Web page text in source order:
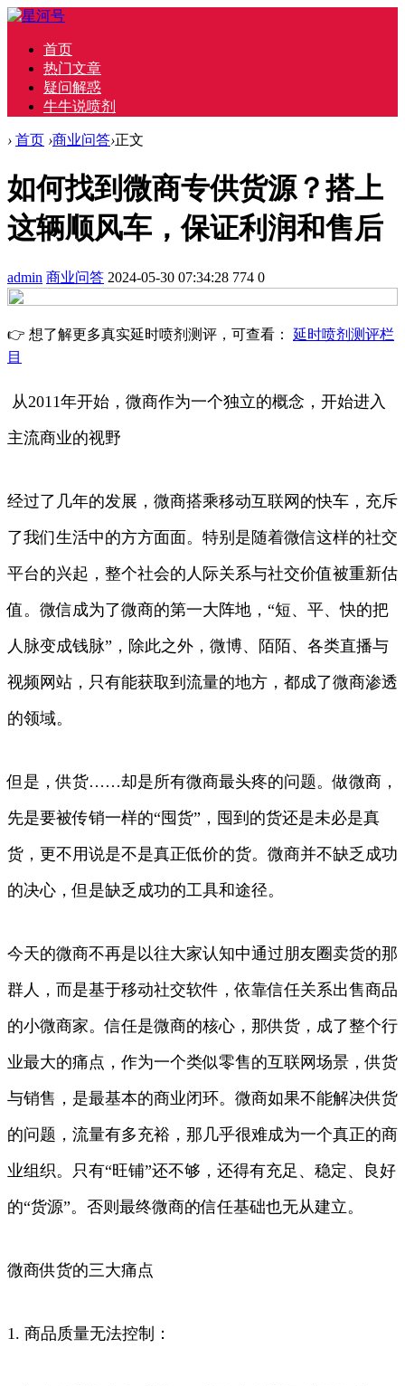
首页
热门文章
疑问解惑
牛牛说喷剂
› 首页 ›商业问答›正文
如何找到微商专供货源？搭上
这辆顺风车，保证利润和售后
admin 商业问答 2024-05-30 07:34:28 774 0
👉 想了解更多真实延时喷剂测评，可查看： 延时喷剂测评栏
目
从2011年开始，微商作为一个独立的概念，开始进入
主流商业的视野
经过了几年的发展，微商搭乘移动互联网的快车，充斥
了我们生活中的方方面面。特别是随着微信这样的社交
平台的兴起，整个社会的人际关系与社交价值被重新估
值。微信成为了微商的第一大阵地，“短、平、快的把
人脉变成钱脉”，除此之外，微博、陌陌、各类直播与
视频网站，只有能获取到流量的地方，都成了微商渗透
的领域。
但是，供货……却是所有微商最头疼的问题。做微商，
先是要被传销一样的“囤货”，囤到的货还是未必是真
货，更不用说是不是真正低价的货。微商并不缺乏成功
的决心，但是缺乏成功的工具和途径。
今天的微商不再是以往大家认知中通过朋友圈卖货的那
群人，而是基于移动社交软件，依靠信任关系出售商品
的小微商家。信任是微商的核心，那供货，成了整个行
业最大的痛点，作为一个类似零售的互联网场景，供货
与销售，是最基本的商业闭环。微商如果不能解决供货
的问题，流量有多充裕，那几乎很难成为一个真正的商
业组织。只有“旺铺”还不够，还得有充足、稳定、良好
的“货源”。否则最终微商的信任基础也无从建立。
微商供货的三大痛点
1. 商品质量无法控制：